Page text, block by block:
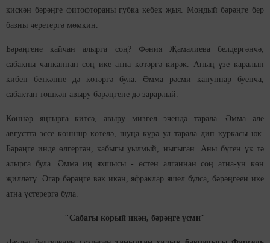
кискән бәрәңге фитофтораны губка кебек җыя. Мондый бәрәңге бер
базны черетергә мөмкин.
Бәрәңгене кайчан алырга соң? Фәния Җамалиева белдергәнчә,
сабакны чапканнан соң ике атна көтәргә кирәк. Аның үзе каралып
кибеп беткәнне дә көтәргә була. Әмма рәсми кануннар буенча,
сабактан төшкән авыру бәрәңгене дә зарарлый.
Көннәр яңгырга китсә, авыру мизгел эчендә тарала. Әмма әле
августта эссе көнншр көтелә, шуңа күрә ул тарала дип куркасы юк.
Бәрәңге инде өлгергән, кабыгы уылмый, ныгыган. Аны бүген үк тә
алырга була. Әмма иң яхшысы - өстен алганнан соң атна-ун көн
җилләтү. Әгәр бәрәңге вак икән, яфраклар яшел булса, бәрәңгеен ике
атна үстерергә була.
"Сабагы корый икән, бәрәңге үсми"